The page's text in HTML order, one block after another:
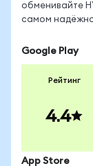
обменивайте
самом
Google Play
Рейтинг
4.4
App Store